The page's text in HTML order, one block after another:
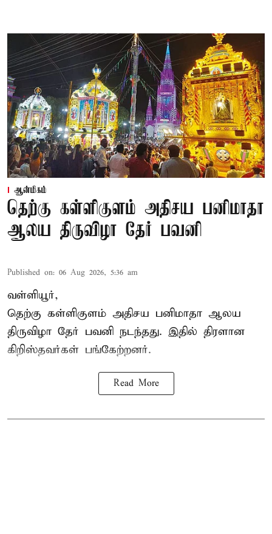
ஆன்மிகம்
தெற்கு கள்ளிகுளம் அதிசய பனிமாதா
ஆலய திருவிழா தேர் பவனி
Published on: 06 Aug 2026, 5:36 am
வள்ளியூர்,
தெற்கு கள்ளிகுளம் அதிசய பனிமாதா ஆலய
திருவிழா தேர் பவனி நடந்தது. இதில் திரளான
கிறிஸ்தவர்கள் பங்கேற்றனர்.
Read More